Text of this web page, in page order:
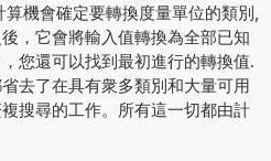
機會確定要轉換度量單位的類別,
，它會將輸入值轉換為全部已知
您還可以找到最初進行的轉換值.
去了在具有衆多類別和大量可用
搜尋的工作。所有這一切都由計